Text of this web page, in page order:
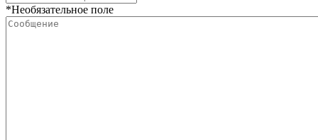
*Необязательное поле